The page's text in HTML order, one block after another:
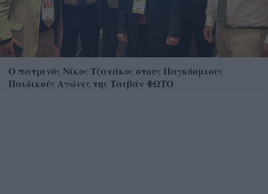
Ο πατρινός Νίκος Τζανάκος στους Παγκόσμιους
Παιδικούς Αγώνες της Ταιβάν ΦΩΤΟ